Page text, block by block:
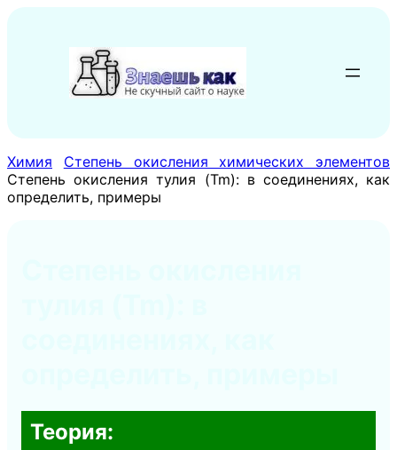
содержимому
Химия
Степень окисления химических элементов
Степень окисления тулия (Tm): в соединениях, как
определить, примеры
Теория: